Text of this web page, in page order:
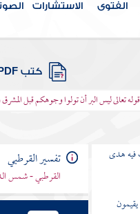
الفتوى الاستشارات
كتب PDF
قوله تعالى ليس البر أن تولوا وجوهكم قبل
فيه هدى
تفسير القرطبي
القرطبي - شمس